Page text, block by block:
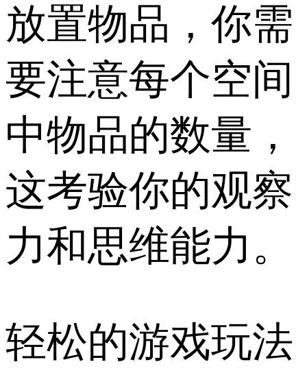
放置物品，你需
要注意每个空间
中物品的数量，
这考验你的观察
力和思维能力。
轻松的游戏玩法